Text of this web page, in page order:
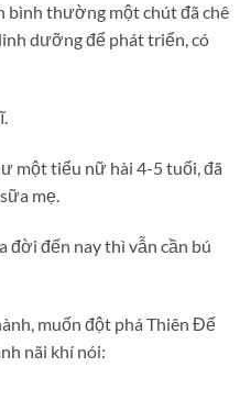
bình thường một chút đã chê
dưỡng để phát triển, có
một tiểu nữ hài 4-5 tuổi, đã
mẹ.
đến nay thì vẫn cần bú
muốn đột phá Thiên Đế
nãi khí nói: